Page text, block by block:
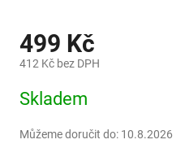
499 Kč
412 Kč bez DPH
cena:
Skladem
Můžeme doručit do: 10.8.2026